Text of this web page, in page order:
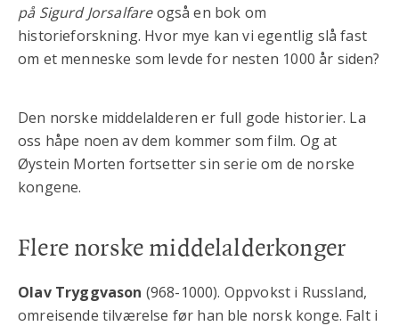
på Sigurd Jorsalfareogså en bok om
historieforskning. Hvor mye kan vi egentlig slå fast
om et menneske som levde for nesten 1000 år siden?
Den norske middelalderen er full gode historier. La
oss håpe noen av dem kommer som film. Og at
Øystein Morten fortsetter sin serie om de norske
kongene.
Flere norske middelalderkonger
Olav Tryggvason (968-1000). Oppvokst i Russland,
omreisende tilværelse før han ble norsk konge. Falt i